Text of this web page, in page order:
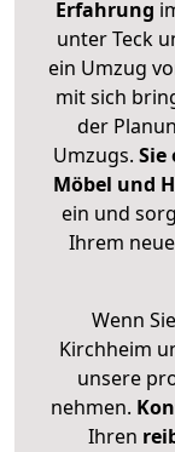
Erfahrung
unter Teck
ein Umzug
mit sich
der
Umzugs.
Möbel und
ein und
Ihrem
Wenn
Kirchheim
unsere
nehmen.
Ihren